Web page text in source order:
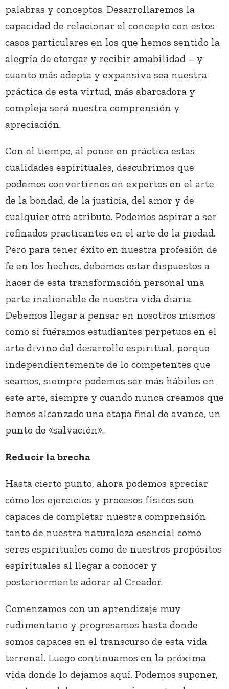
palabras y conceptos. Desarrollaremos la
capacidad de relacionar el concepto con estos
casos particulares en los que hemos sentido la
alegría de otorgar y recibir amabilidad – y
cuanto más adepta y expansiva sea nuestra
práctica de esta virtud, más abarcadora y
compleja será nuestra comprensión y
apreciación.
Con el tiempo, al poner en práctica estas
cualidades espirituales, descubrimos que
podemos convertirnos en expertos en el arte
de la bondad, de la justicia, del amor y de
cualquier otro atributo. Podemos aspirar a ser
refinados practicantes en el arte de la piedad.
Pero para tener éxito en nuestra profesión de
fe en los hechos, debemos estar dispuestos a
hacer de esta transformación personal una
parte inalienable de nuestra vida diaria.
Debemos llegar a pensar en nosotros mismos
como si fuéramos estudiantes perpetuos en el
arte divino del desarrollo espiritual, porque
independientemente de lo competentes que
seamos, siempre podemos ser más hábiles en
este arte, siempre y cuando nunca creamos que
hemos alcanzado una etapa final de avance, un
punto de «salvación».
Reducir la brecha
Hasta cierto punto, ahora podemos apreciar
cómo los ejercicios y procesos físicos son
capaces de completar nuestra comprensión
tanto de nuestra naturaleza esencial como
seres espirituales como de nuestros propósitos
espirituales al llegar a conocer y
posteriormente adorar al Creador.
Comenzamos con un aprendizaje muy
rudimentario y progresamos hasta donde
somos capaces en el transcurso de esta vida
terrenal. Luego continuamos en la próxima
vida donde lo dejamos aquí. Podemos suponer,